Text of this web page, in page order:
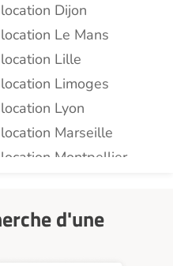
Dijon
Le Mans
Lille
Limoges
Lyon
Marseille
Montpellier
Nantes
Nîmes
Orléans
d'une